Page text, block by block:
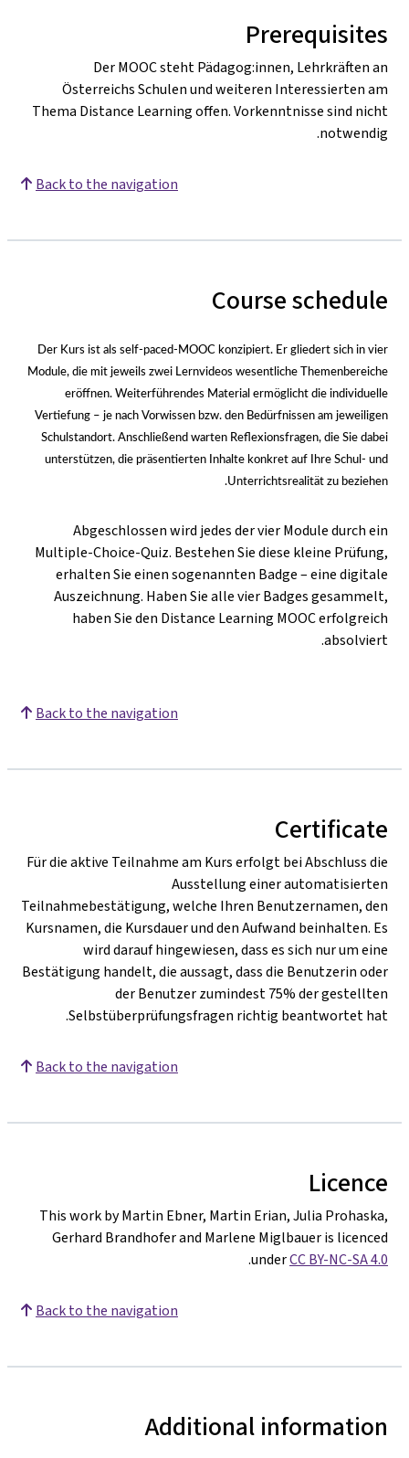
Prerequisites
Der MOOC steht Pädagog:innen, Lehrkräften an
Österreichs Schulen und weiteren Interessierten am
Thema Distance Learning offen. Vorkenntnisse sind nicht
notwendig.
Back to the navigation
Course schedule
Der Kurs ist als self-paced-MOOC konzipiert. Er gliedert sich in vier
Module, die mit jeweils zwei Lernvideos wesentliche Themenbereiche
eröffnen. Weiterführendes Material ermöglicht die individuelle
Vertiefung – je nach Vorwissen bzw. den Bedürfnissen am jeweiligen
Schulstandort. Anschließend warten Reflexionsfragen, die Sie dabei
unterstützen, die präsentierten Inhalte konkret auf Ihre Schul- und
Unterrichtsrealität zu beziehen.
Abgeschlossen wird jedes der vier Module durch ein
Multiple-Choice-Quiz. Bestehen Sie diese kleine Prüfung,
erhalten Sie einen sogenannten Badge–eine digitale
Auszeichnung. Haben Sie alle vier Badges gesammelt,
haben Sie den Distance Learning MOOC erfolgreich
absolviert.
Back to the navigation
Certificate
Für die aktive Teilnahme am Kurs erfolgt bei Abschluss die
Ausstellung einer automatisierten
Teilnahmebestätigung, welche Ihren Benutzernamen, den
Kursnamen, die Kursdauer und den Aufwand beinhalten. Es
wird darauf hingewiesen, dass es sich nur um eine
Bestätigung handelt, die aussagt, dass die Benutzerin oder
der Benutzer zumindest 75% der gestellten
Selbstüberprüfungsfragen richtig beantwortet hat.
Back to the navigation
Licence
This work by Martin Ebner, Martin Erian, Julia Prohaska,
Gerhard Brandhofer and Marlene Miglbauer is licenced
underCC BY-NC-SA 4.0
.
Back to the navigation
Additional information